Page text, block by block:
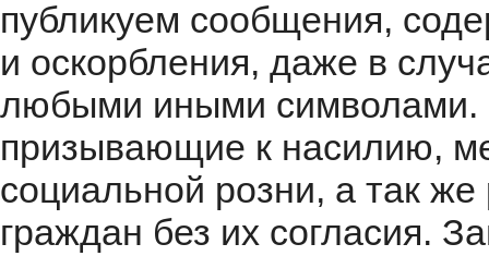
публикуем сообщения,
и оскорбления, даже в
любыми иными символами.
призывающие к насилию,
социальной розни, а так
граждан без их согласия.